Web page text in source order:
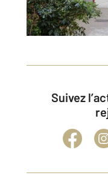
Suivez l’actualité immobilière et